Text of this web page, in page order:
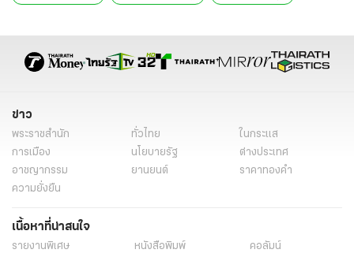
ข่าว
พระราชสำนัก ทั่วไทย
ในกระแส
การเมือง
นโยบายรัฐ
ต่างประเทศ
อาชญากรรม
ยานยนต์
ราคาทองคำ
ความยั่งยืน
เนื้อหาที่น่าสนใจ
รายงานพิเศษ หนังสือพิมพ์
คอลัมน์